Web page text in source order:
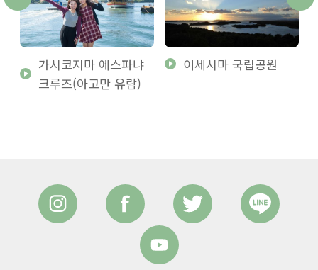
가시코지마 에스파냐
크루즈(아고만 유람)
이세시마 국립공원